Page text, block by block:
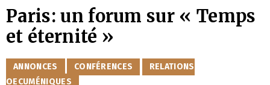
la
Paris: un forum sur « Temps
et éternité »
CATÉGORIES
ANNONCES CONFÉRENCES
RELATIONS
OECUMÉNIQUES